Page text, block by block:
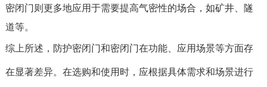
密闭门则更多地应用于需要提高气密性的场合，如矿井、隧
道等。
综上所述，防护密闭门和密闭门在功能、应用场景等方面存
在显著差异。在选购和使用时，应根据具体需求和场景进行